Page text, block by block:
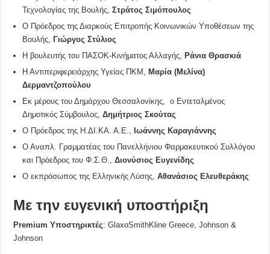
Τεχνολογίας της Βουλής,Στράτος Σιμόπουλος
Ο Πρόεδρος της Διαρκούς Επιτροπής Κοινωνικών Υποθέσεων της
Βουλής, Γιώργος Στύλιος
Η βουλευτής του ΠΑΣΟΚ-Κινήματος Αλλαγής, Ράνια Θρασκιά
Η Αντιπεριφερειάρχης Υγείας ΠΚΜ, Μαρία (Μελίνα)
Δερμαντζοπούλου
Εκ μέρους του Δημάρχου Θεσσαλονίκης, ο Εντεταλμένος
Δημοτικός Σύμβουλος,Δημήτριος Σκούτας
Ο Πρόεδρος της Η.ΔΙ.ΚΑ. Α.Ε., Ιωάννης Καραγιάννης
Ο Αναπλ. Γραμματέας του Πανελλήνιου Φαρμακευτικού Συλλόγου
και Πρόεδρος του Φ.Σ.Θ.,Διονύσιος Ευγενίδης
Ο εκπρόσωπος της Ελληνικής Λύσης,Αθανάσιος Ελευθεράκης
Με την ευγενική υποστήριξη
Premium Υποστηρικτές: GlaxoSmithKline Greece, Johnson &
Johnson